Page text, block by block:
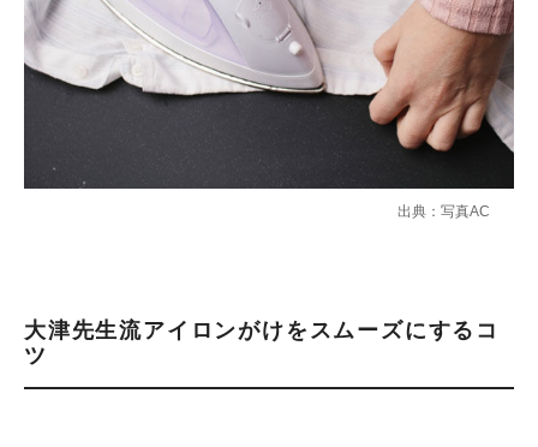
出典：写真AC
大津先生流アイロンがけをスムーズにするコ
ツ